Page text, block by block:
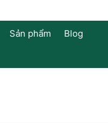
Sản phẩm
Blog